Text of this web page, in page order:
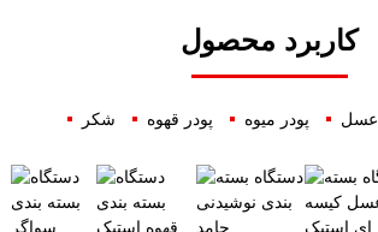
کاربرد محصول
شکر پودر قهوه پودر میوه عسل